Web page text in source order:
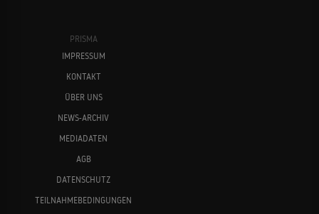
PRISMA
IMPRESSUM
KONTAKT
ÜBER UNS
NEWS-ARCHIV
MEDIADATEN
AGB
DATENSCHUTZ
TEILNAHMEBEDINGUNGEN